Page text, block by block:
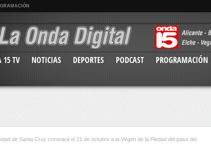
15 TV NOTICIAS DEPORTES PODCAST PROGRAMACIÓN
de Santa Cruz coronará el 21 de octubre a la Virgen de la Piedad del paso del